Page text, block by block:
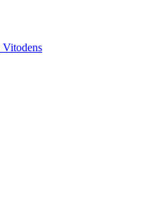
Vitodens